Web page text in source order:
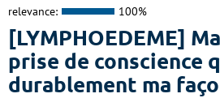
relevance: 100%
[LYMPHOEDEME]
prise de conscience
durablement ma